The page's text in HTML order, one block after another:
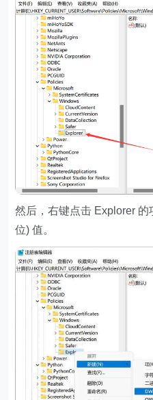
然后，右键点击 Explorer
位) 值。